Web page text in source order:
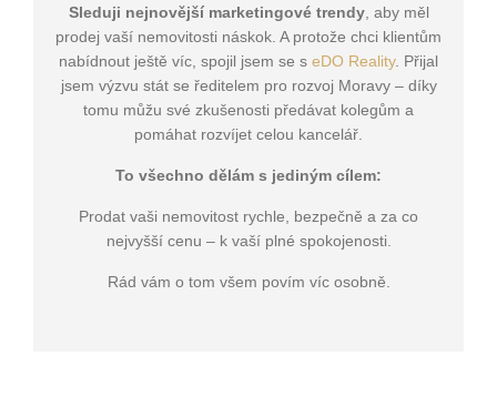
Sleduji nejnovější marketingové trendy, aby měl
prodej vaší nemovitosti náskok. A protože chci klientům
nabídnout ještě víc, spojil jsem se s eDO Reality. Přijal
jsem výzvu stát se ředitelem pro rozvoj Moravy – díky
tomu můžu své zkušenosti předávat kolegům a
pomáhat rozvíjet celou kancelář.
To všechno dělám s jediným cílem:
Prodat vaši nemovitost rychle, bezpečně a za co
nejvyšší cenu – k vaší plné spokojenosti.
Rád vám o tom všem povím víc osobně.